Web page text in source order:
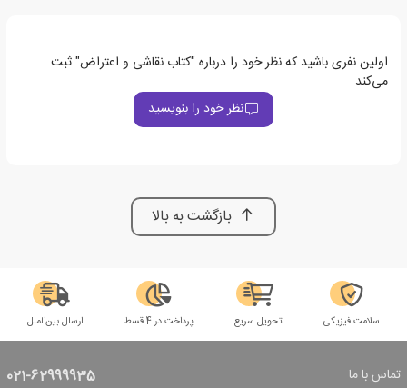
اولین نفری باشید که نظر خود را درباره "کتاب نقاشی و اعتراض" ثبت
می‌کند
نظر خود را بنویسید
بازگشت به بالا
سلامت فیزیکی تحویل سریع پرداخت در 4 قسط ارسال بین‌الملل
تماس با ما 021-62999935